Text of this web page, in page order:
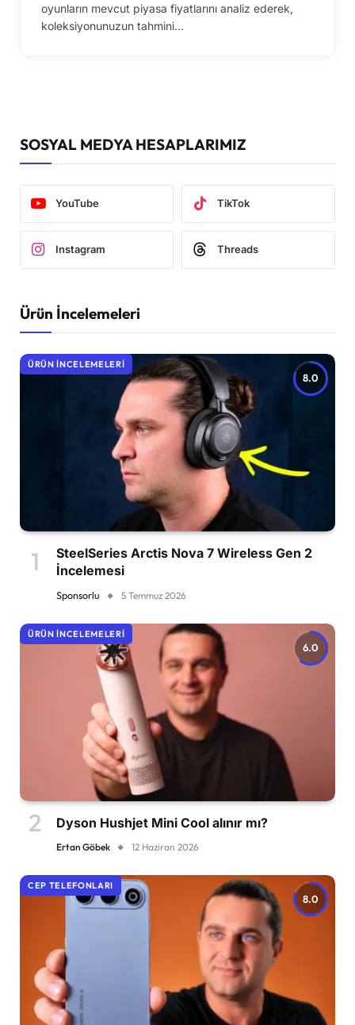
oyunların mevcut piyasa fiyatlarını analiz ederek,
koleksiyonunuzun tahmini…
SOSYAL MEDYA HESAPLARIMIZ
YouTube TikTok
Instagram Threads
Ürün İncelemeleri
8.0
ÜRÜN İNCELEMELERI
SteelSeries Arctis Nova 7 Wireless Gen 2
İncelemesi
Sponsorlu 5 Temmuz 2026
6.0
ÜRÜN İNCELEMELERI
Dyson Hushjet Mini Cool alınır mı?
Ertan Göbek 12 Haziran 2026
8.0
CEP TELEFONLARI